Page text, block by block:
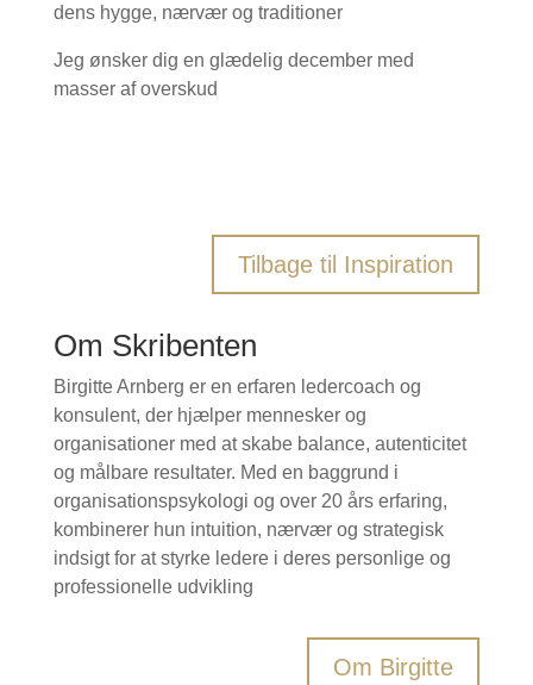
dens hygge, nærvær og traditioner
Jeg ønsker dig en glædelig december med
masser af overskud
Tilbage til Inspiration
Om Skribenten
Birgitte Arnberg er en erfaren ledercoach og
konsulent, der hjælper mennesker og
organisationer med at skabe balance, autenticitet
og målbare resultater. Med en baggrund i
organisationspsykologi og over 20 års erfaring,
kombinerer hun intuition, nærvær og strategisk
indsigt for at styrke ledere i deres personlige og
professionelle udvikling
Om Birgitte